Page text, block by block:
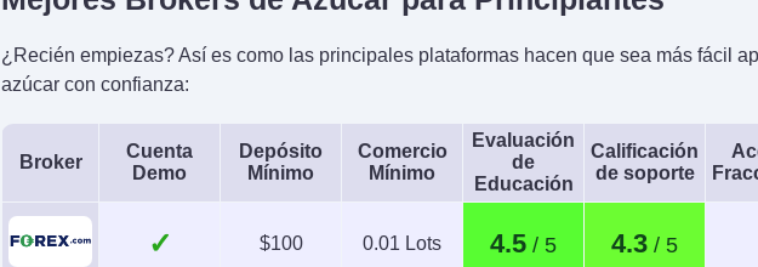
¿Recién empiezas? Así es como las principales plataformas hacen que sea más fácil
azúcar con confianza:
Broker
Cuenta
Demo
Depósito
Mínimo
Comercio
Mínimo
Evaluación
de
Educación
Calificación
de soporte
✓ $100 0.01 Lots 4.5 4.3